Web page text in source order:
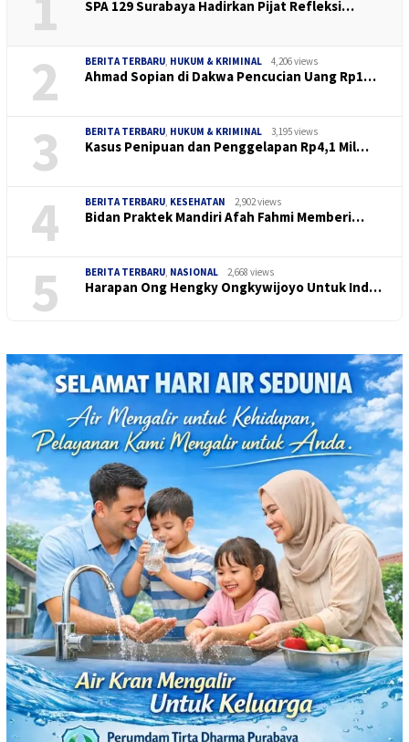
SPA 129 Surabaya Hadirkan Pijat Refleksi…
2 BERITA TERBARU, HUKUM & KRIMINAL 4,206 views
Ahmad Sopian di Dakwa Pencucian Uang Rp1…
3 BERITA TERBARU, HUKUM & KRIMINAL 3,195 views
Kasus Penipuan dan Penggelapan Rp4,1 Mil…
4 BERITA TERBARU, KESEHATAN 2,902 views
Bidan Praktek Mandiri Afah Fahmi Memberi…
5 BERITA TERBARU, NASIONAL 2,668 views
Harapan Ong Hengky Ongkywijoyo Untuk Ind…